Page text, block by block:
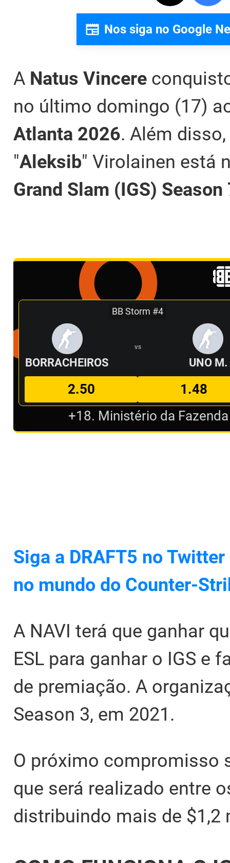
Nos siga no Google
A Natus Vincere
no último domingo (17)
Atlanta 2026. Além
"Aleksib" Virolainen está
Grand Slam (IGS) Season
BB Storm #4
BORRACHEIROS
VS
UNO M.
2.50
1.48
+18. Ministério da
Siga a DRAFT5 no
no mundo do Counter-
A NAVI terá que ganhar
ESL para ganhar o IGS e
de premiação. A
Season 3, em 2021.
O próximo compromisso
que será realizado entre
distribuindo mais de $1,2